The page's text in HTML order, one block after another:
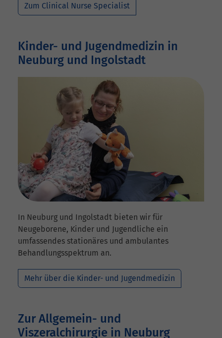
Zum Clinical Nurse Specialist
Kinder- und Jugendmedizin in
Neuburg und Ingolstadt
In Neuburg und Ingolstadt bieten wir für
Neugeborene, Kinder und Jugendliche ein
umfassendes stationäres und ambulantes
Behandlungsspektrum an.
Mehr über die Kinder- und Jugendmedizin
Zur Allgemein- und
Viszeralchirurgie in Neuburg